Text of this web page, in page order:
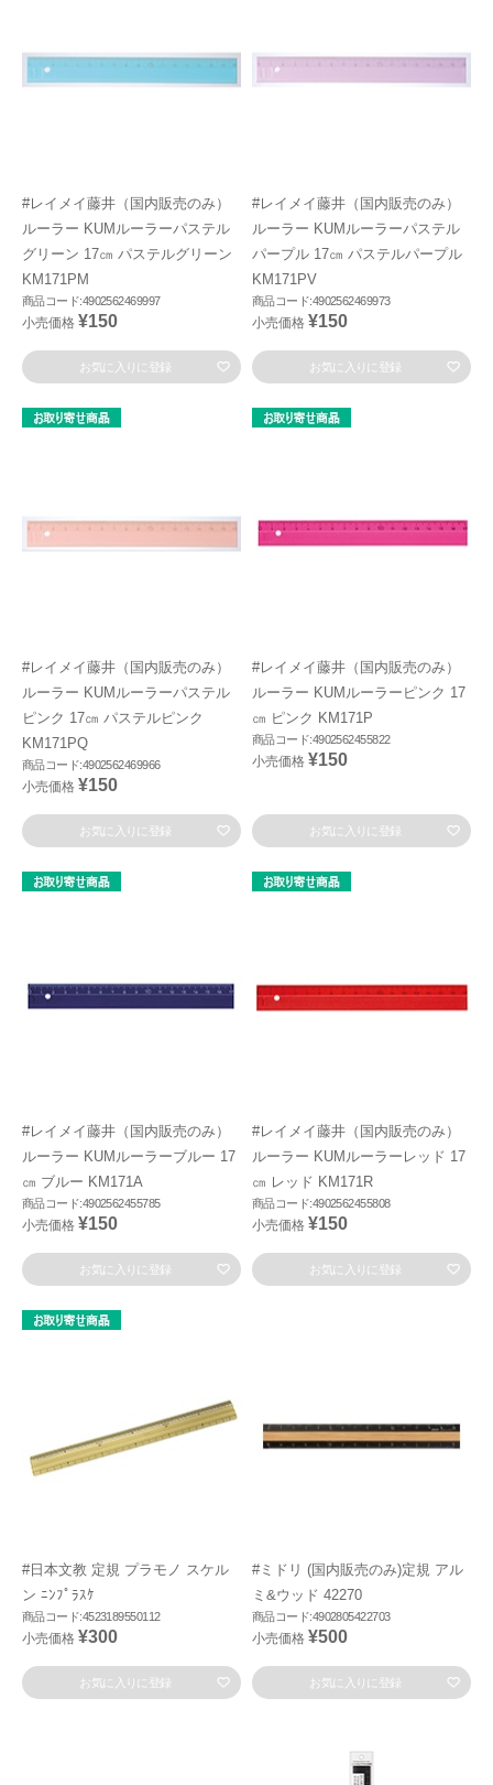
#レイメイ藤井（国内販売のみ）
ルーラー KUMルーラーパステル
グリーン 17㎝ パステルグリーン
KM171PM
商品コード:4902562469997
小売価格 ¥150
お気に入りに登録
#レイメイ藤井（国内販売のみ）
ルーラー KUMルーラーパステル
パープル 17㎝ パステルパープル
KM171PV
商品コード:4902562469973
小売価格 ¥150
お気に入りに登録
#レイメイ藤井（国内販売のみ）
ルーラー KUMルーラーパステル
ピンク 17㎝ パステルピンク
KM171PQ
商品コード:4902562469966
小売価格 ¥150
お気に入りに登録
#レイメイ藤井（国内販売のみ）
ルーラー KUMルーラーピンク 17
㎝ ピンク KM171P
商品コード:4902562455822
小売価格 ¥150
お気に入りに登録
#レイメイ藤井（国内販売のみ）
ルーラー KUMルーラーブルー 17
㎝ ブルー KM171A
商品コード:4902562455785
小売価格 ¥150
お気に入りに登録
#レイメイ藤井（国内販売のみ）
ルーラー KUMルーラーレッド 17
㎝ レッド KM171R
商品コード:4902562455808
小売価格 ¥150
お気に入りに登録
#日本文教 定規 プラモノ スケル
ン ﾆﾝﾌﾟﾗｽｹ
商品コード:4523189550112
小売価格 ¥300
お気に入りに登録
#ミドリ (国内販売のみ)定規 アル
ミ&ウッド 42270
商品コード:4902805422703
小売価格 ¥500
お気に入りに登録